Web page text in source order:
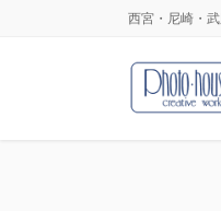
西宮・尼崎・